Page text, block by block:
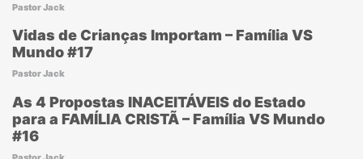
Pastor Jack
Vidas de Crianças Importam – Família VS
Mundo #17
Pastor Jack
As 4 Propostas INACEITÁVEIS do Estado
para a FAMÍLIA CRISTÃ – Família VS Mundo
#16